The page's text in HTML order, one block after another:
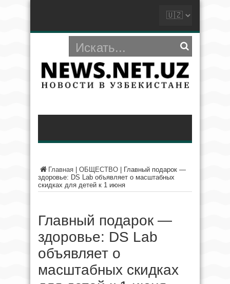
Главная ОБЩЕСТВО
Главный подарок —
здоровье: DS Lab объявляет о масштабных
скидках для детей к 1 июня
Главный подарок —
здоровье: DS Lab
объявляет о
масштабных скидках